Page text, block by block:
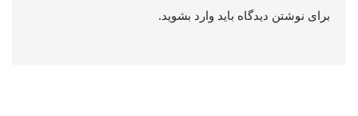
برای نوشتن دیدگاه باید وارد بشوید.